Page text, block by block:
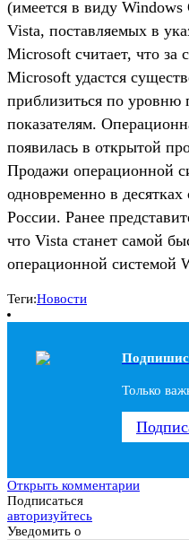
(имеется в виду Windows
Vista, поставляемых в
Microsoft считает, что за
Microsoft удастся
приблизиться по
показателям.
появилась в открытой
Продажи операционной
одновременно в
России. Ранее
что Vista станет самой
операционной системой
Теги:Новости
Только
Открыть комментарии
Подписаться
авторизуйтесь
Уведомить о